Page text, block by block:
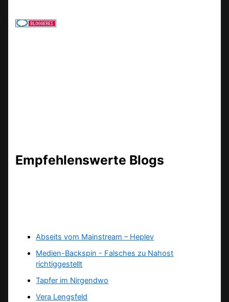
Empfehlenswerte Blogs
Abseits vom Mainstream – Heplev
Medien-Backspin - Falsches zu Nahost
richtiggestellt
Tapfer im Nirgendwo
Vera Lengsfeld